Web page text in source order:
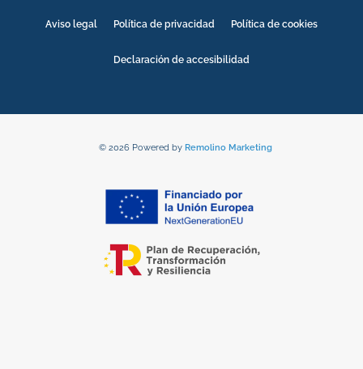
Aviso legal Política de privacidad Política de cookies
Declaración de accesibilidad
© 2026 Powered by Remolino Marketing